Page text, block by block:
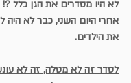
לא היו מסדרים את הגן כלל ?!
אחרי היום השני, כבר לא היה
את הילדים.
לסדר זה לא מטלה, זה לא